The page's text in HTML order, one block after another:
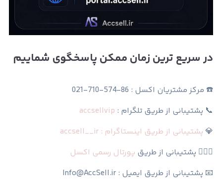
در سریع ترین زمان ممکن پاسخگوی شماییم
☎️ مرکز مشتریان اکسل : 86-574-710-021
📞 پشتیبانی از طریق تلگرام : accsellvip
💎 پشتیبانی از طریق اینستاگرام : accsell__ir
🙆🏻‍♀️ پشتیبانی از طریق پورتال رسمی اکسل
📧 پشتیبانی از طریق ایمیل : Info@AccSell.ir